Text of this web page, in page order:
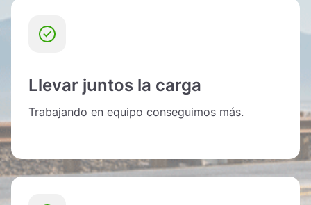
Llevar juntos la carga
Trabajando en equipo conseguimos más.